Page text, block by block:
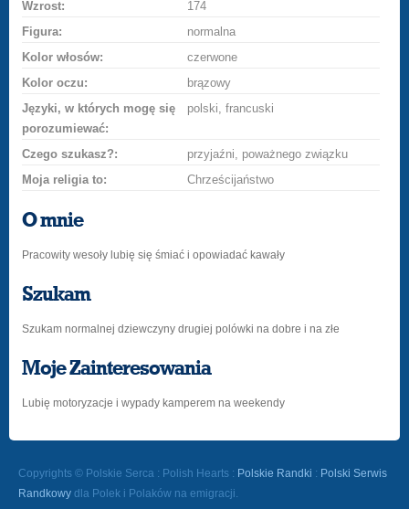
Wzrost:
174
Figura:
normalna
Kolor włosów:
czerwone
Kolor oczu:
brązowy
Języki, w których mogę się
porozumiewać:
polski, francuski
Czego szukasz?:
przyjaźni, poważnego związku
Moja religia to:
Chrześcijaństwo
O mnie
Pracowity wesoły lubię się śmiać i opowiadać kawały
Szukam
Szukam normalnej dziewczyny drugiej polówki na dobre i na złe
Moje Zainteresowania
Lubię motoryzacje i wypady kamperem na weekendy
Copyrights © Polskie Serca : Polish Hearts : Polskie Randki : Polski Serwis
Randkowy dla Polek i Polaków na emigracji.